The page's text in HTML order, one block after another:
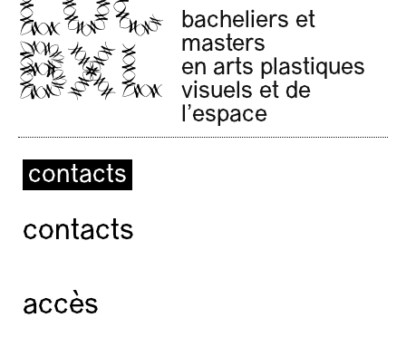
bacheliers et
masters
en arts plastiques
visuels et de
l'espace
contacts
contacts
accès